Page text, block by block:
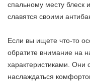
спальному месту блеск
славятся своими
Если вы ищете что-то
обратите внимание на
характеристиками. Они
наслаждаться